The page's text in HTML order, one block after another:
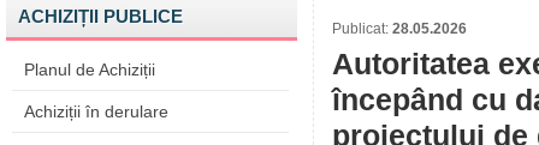
ACHIZIȚII PUBLICE
Planul de Achiziții
Achiziții în derulare
Publicat: 28.05.2026
Autoritatea
începând cu
proiectului de